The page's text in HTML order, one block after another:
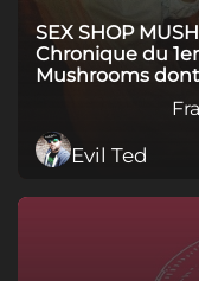
SEX SHOP
Chronique du
Mushrooms dont
Evil Ted